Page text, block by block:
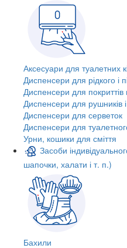
Аксесуари для туалетних
Диспенсери для рідкого і
Диспенсери для покриттів
Диспенсери для рушників
Диспенсери для серветок
Диспенсери для
Урни, кошики для сміття
Засоби
шапочки, халати і т. п.)
Бахили